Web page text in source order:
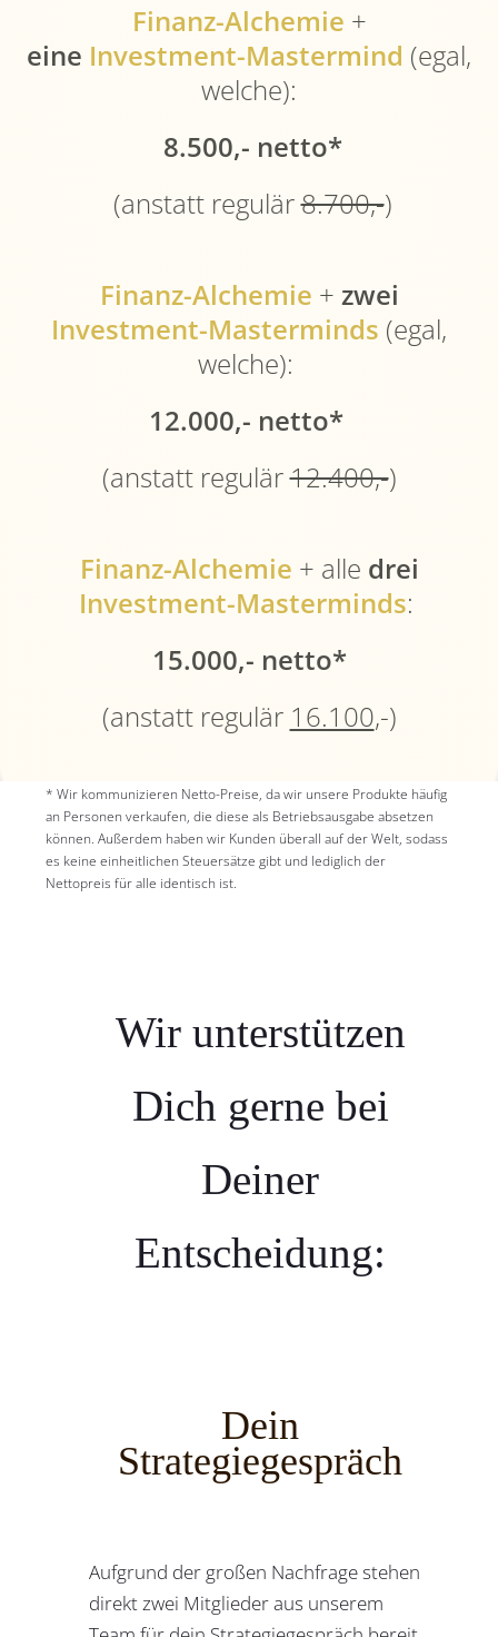
Finanz-Alchemie +
eine Investment-Mastermind (egal,
welche):
8.500,- netto*
(anstatt regulär8.700,-)
Finanz-Alchemie + zwei
Investment-Masterminds (egal,
welche):
12.000,- netto*
(anstatt regulär12.400,-)
Finanz-Alchemie + alle drei
Investment-Masterminds:
15.000,- netto*
(anstatt regulär 16.100,-)
* Wir kommunizieren Netto-Preise, da wir unsere Produkte häufig
an Personen verkaufen, die diese als Betriebsausgabe absetzen
können. Außerdem haben wir Kunden überall auf der Welt, sodass
es keine einheitlichen Steuersätze gibt und lediglich der
Nettopreis für alle identisch ist.
Wir unterstützen
Dich gerne bei
Deiner
Entscheidung:
Dein
Strategiegespräch
Aufgrund der großen Nachfrage stehen
direkt zwei Mitglieder aus unserem